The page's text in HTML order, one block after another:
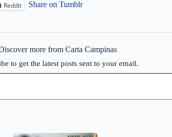
Reddit Share on Tumblr
more from Carta Campinas
to get the latest posts sent to your email.